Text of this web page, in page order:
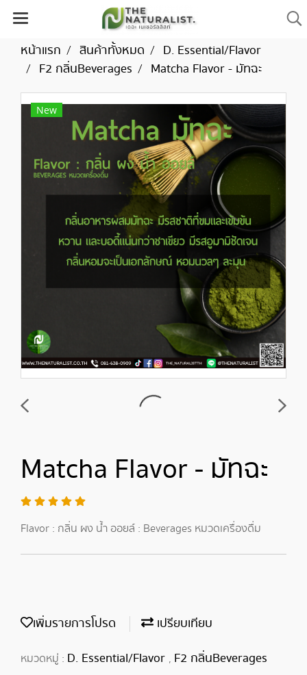
หน้าแรก สินค้าทั้งหมด
D. Essential/Flavor
F2 กลิ่นBeverages
Matcha Flavor - มัทฉะ
New
Matcha Flavor - มัทฉะ
Flavor : กลิ่น ผง น้ำ ออยล์ : Beverages หมวดเครื่องดื่ม
เพิ่มรายการโปรด เปรียบเทียบ
หมวดหมู่ : D. Essential/Flavor , F2 กลิ่นBeverages